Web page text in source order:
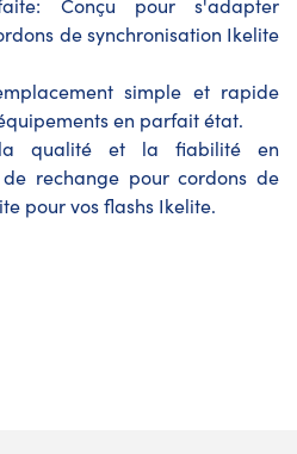
de synchronisation Ikelite
simple et rapide
en parfait état.
la qualité et la fiabilité en
rechange pour cordons de
pour vos flashs Ikelite.